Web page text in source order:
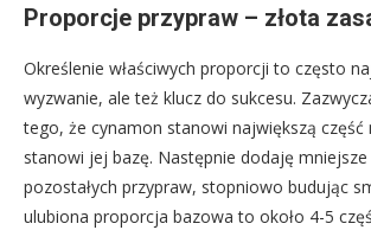
Proporcje przypraw – złota
Określenie właściwych proporcji to często
wyzwanie, ale też klucz do sukcesu.
tego, że cynamon stanowi największą część
stanowi jej bazę. Następnie dodaję mniejsze
pozostałych przypraw, stopniowo budując
ulubiona proporcja bazowa to około 4-5